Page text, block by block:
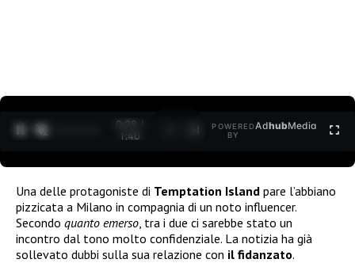
0:30 /
1:40
POWERED
BY
AdhubMedia
Una delle protagoniste di Temptation Island pare l’abbiano
pizzicata a Milano in compagnia di un noto influencer.
Secondo quanto emerso , tra i due ci sarebbe stato un
incontro dal tono molto confidenziale. La notizia ha già
sollevato dubbi sulla sua relazione con il fidanzato.